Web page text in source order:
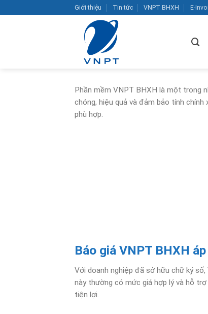
qua
Giới thiệu Tin tức VNPT BHXH E-
Phần mềm VNPT BHXH là một trong
chóng, hiệu quả và đảm bảo tính
phù hợp.
Báo giá VNPT BHXH
Với doanh nghiệp đã sở hữu chữ ký
này thường có mức giá hợp lý và hỗ
tiện lợi.